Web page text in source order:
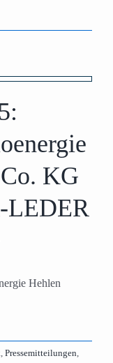
KG
LEDER
Hehlen
, Pressemitteilungen,